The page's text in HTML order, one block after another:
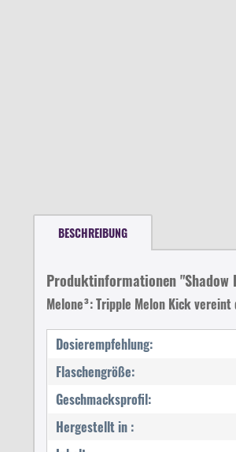
BESCHREIBUNG
Produktinformationen
Melone³: Tripple Melon Kick vereint
Dosierempfehlung:
Flaschengröße:
Geschmacksprofil:
Hergestellt in :